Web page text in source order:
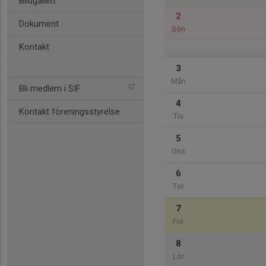
Dokument
Kontakt
Bli medlem i SIF
Kontakt föreningsstyrelse
2
Sön
3
Mån
4
Tis
5
Ons
6
Tor
7
Fre
8
Lör